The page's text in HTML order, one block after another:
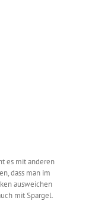
es mit anderen
dass man im
ausweichen
mit Spargel.